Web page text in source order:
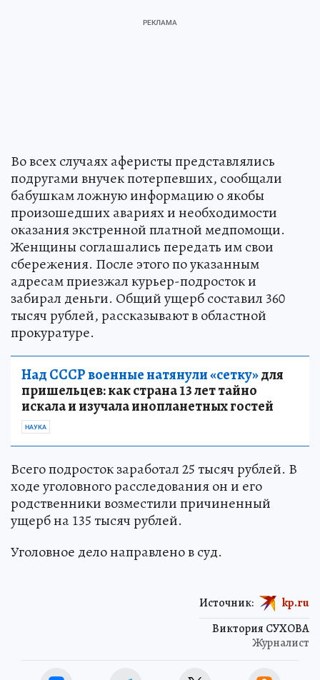
Во всех случаях аферисты представлялись
подругами внучек потерпевших, сообщали
бабушкам ложную информацию о якобы
произошедших авариях и необходимости
оказания экстренной платной медпомощи.
Женщины соглашались передать им свои
сбережения. После этого по указанным
адресам приезжал курьер-подросток и
забирал деньги. Общий ущерб составил 360
тысяч рублей, рассказывают в областной
прокуратуре.
Над СССР военные натянули «сетку»для
пришельцев: как страна 13 лет тайно
искала и изучала инопланетных гостей
НАУКА
Всего подросток заработал 25 тысяч рублей. В
ходе уголовного расследования он и его
родственники возместили причиненный
ущерб на 135 тысяч рублей.
Уголовное дело направлено в суд.
Виктория СУХОВА
Журналист
Источник: kp.ru